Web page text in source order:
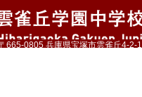
665-0805 兵庫県宝塚市雲雀丘4-2-1